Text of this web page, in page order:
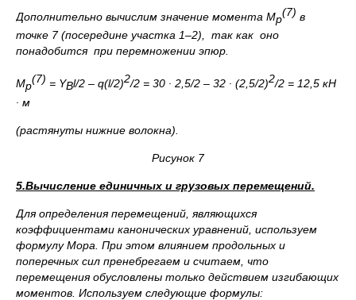
Дополнительно вычислим значение момента Мр
(7) в
точке 7 (посередине участка 1–2), так как оно
понадобится при перемножении эпюр.
Мр
(7) = YВl/2 – q(l/2)2/2 = 30 ∙ 2,5/2 – 32 ∙ (2,5/2)2/2 = 12,5 кН
∙ м
(растянуты нижние волокна).
Рисунок 7
5.Вычисление единичных и грузовых перемещений.
Для определения перемещений, являющихся
коэффициентами канонических уравнений, используем
формулу Мора. При этом влиянием продольных и
поперечных сил пренебрегаем и считаем, что
перемещения обусловлены только действием изгибающих
моментов. Используем следующие формулы: